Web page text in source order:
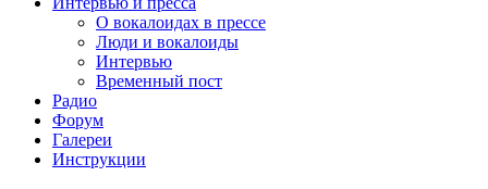
О вокалоидах в прессе
Люди и вокалоиды
Интервью
Временный пост
Радио
Форум
Галереи
Инструкции